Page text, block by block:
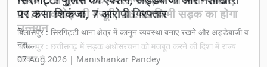
21.81 करोड़ की मंजूरी, 36.40 किमी सड़क का होगा
उन्नयन
बिलासपुर : छत्तीसगढ़ में सड़क अधोसंरचना को मजबूत करने की दिशा में राज्य
सरकार ने...